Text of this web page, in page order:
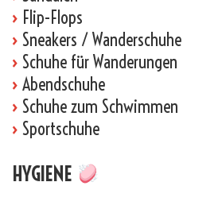
› Flip-Flops
› Sneakers / Wanderschuhe
› Schuhe für Wanderungen
› Abendschuhe
› Schuhe zum Schwimmen
› Sportschuhe
HYGIENE